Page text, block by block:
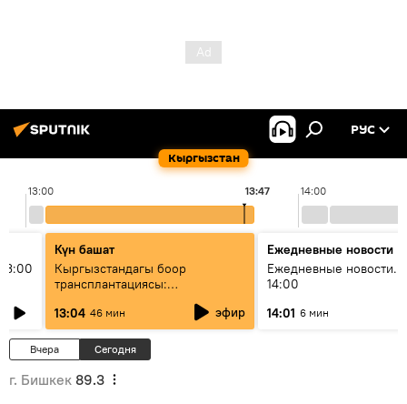
Кыргызстан
РУС
13:00 14:00
13:47
Күн башат
Кыргызстандагы боор
трансплантациясы:
жетишкендиктер жана өнүгүү
келечеги
13:04 46 мин эфир
Ежедневные новости
Ежедневные новости.
14:00
14:01 6 мин
Вчера Сегодня
г. Бишкек 89.3